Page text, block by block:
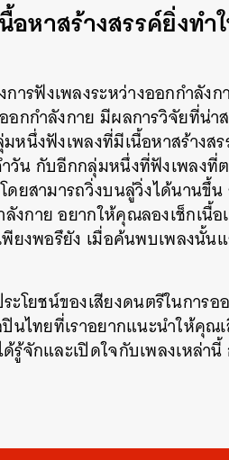
อหาสร้างสรรค์ยิ่งท
การฟังเพลงระหว่างออกกำลั
อกกำลังกาย มีผลการวิจัยที่น่
นึ่งฟังเพลงที่มีเนื้อหาสร้างสร
วัน กับอีกกลุ่มหนึ่งที่ฟังเพลง
ยสามารถวิ่งบนลู่วิ่งได้นานขึ้
งกาย อยากให้คุณลองเช็กเนื้
พียงพอรึยัง เมื่อค้นพบเพลงนั้
ะโยชน์ของเสียงดนตรีในกา
นไทยที่เราอยากแนะนำให้คุณ
รู้จักและเปิดใจกับเพลงเหล่
ค้นหา